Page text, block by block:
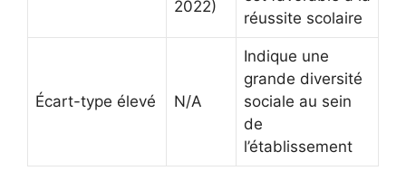
2022)
réussite scolaire
Écart-type élevé N/A
Indique une
grande diversité
sociale au sein
de
l’établissement